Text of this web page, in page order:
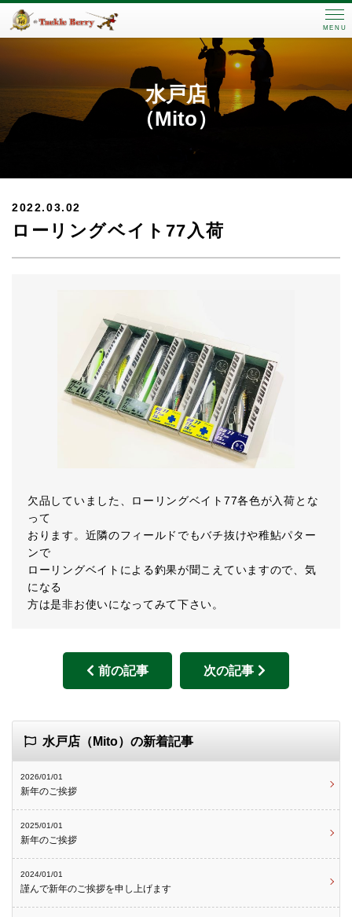
MENU
水戸店
（Mito）
2022.03.02
ローリングベイト77入荷
欠品していました、ローリングベイト77各色が入荷とな
って
おります。近隣のフィールドでもバチ抜けや稚鮎パター
ンで
ローリングベイトによる釣果が聞こえていますので、気
になる
方は是非お使いになってみて下さい。
前の記事 次の記事
水戸店（Mito）の新着記事
2026/01/01
新年のご挨拶
2025/01/01
新年のご挨拶
2024/01/01
謹んで新年のご挨拶を申し上げます